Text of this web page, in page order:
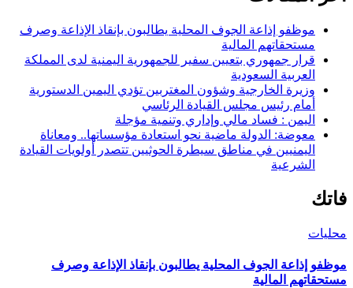
موظفو إذاعة الجوف المحلية يطالبون بإنقاذ الإذاعة وصرف
مستحقاتهم المالية
قرار جمهوري بتعيين سفير للجمهورية اليمنية لدى المملكة
العربية السعودية
وزيرة الخارجية وشؤون المغتربين تؤدي اليمين الدستورية
أمام رئيس مجلس القيادة الرئاسي
اليمن : فساد مالي وإداري وتنمية مؤجلة
معوضة: الدولة ماضية نحو استعادة مؤسساتها.. ومعاناة
اليمنيين في مناطق سيطرة الحوثيين تتصدر أولويات القيادة
الشرعية
فاتك
محليات
موظفو إذاعة الجوف المحلية يطالبون بإنقاذ الإذاعة وصرف
مستحقاتهم المالية